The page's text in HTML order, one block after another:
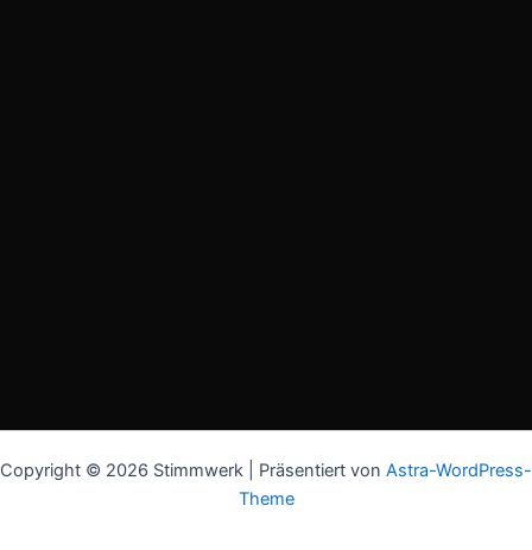
Copyright © 2026 Stimmwerk | Präsentiert von Astra-WordPress-
Theme